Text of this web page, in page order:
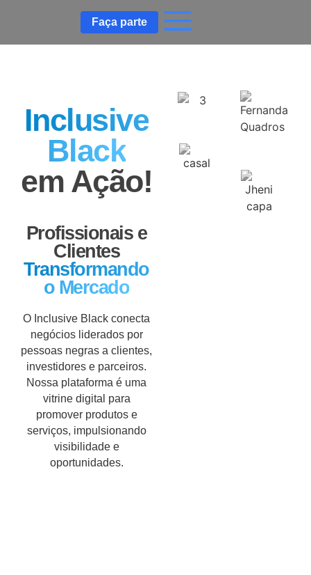
Faça parte
Inclusive
Black
em Ação!
Profissionais e
Clientes
Transformando
o Mercado
O Inclusive Black conecta
negócios liderados por
pessoas negras a clientes,
investidores e parceiros.
Nossa plataforma é uma
vitrine digital para
promover produtos e
serviços, impulsionando
visibilidade e
oportunidades.